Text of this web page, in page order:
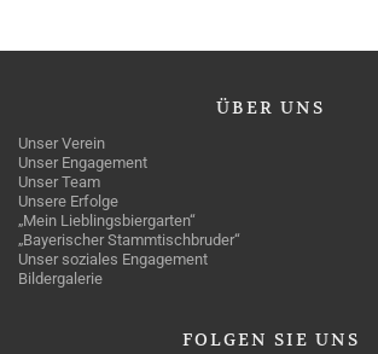
ÜBER UNS
Unser Verein
Unser Engagement
Unser Team
Unsere Erfolge
„Mein Lieblingsbiergarten“
„Bayerischer Stammtischbruder“
Unser soziales Engagement
Bildergalerie
FOLGEN SIE UNS